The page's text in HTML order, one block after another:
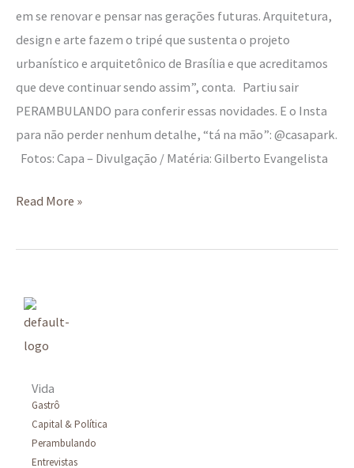
em se renovar e pensar nas gerações futuras. Arquitetura,
design e arte fazem o tripé que sustenta o projeto
urbanístico e arquitetônico de Brasília e que acreditamos
que deve continuar sendo assim”, conta. Partiu sair
PERAMBULANDO para conferir essas novidades. E o Insta
para não perder nenhum detalhe, “tá na mão”: @casapark.
Fotos: Capa – Divulgação / Matéria: Gilberto Evangelista
Read More »
Vida
Gastrô
Capital & Política
Perambulando
Entrevistas